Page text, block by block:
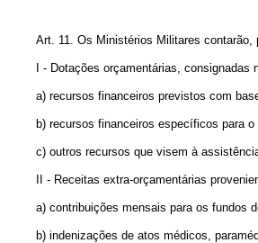
Art. 11. Os Ministérios Militares
I - Dotações orçamentárias, consignadas
a) recursos financeiros previstos com base
b) recursos financeiros específicos para o
c) outros recursos que visem à assistência
II - Receitas extra-orçamentárias
a) contribuições mensais para os fundos
b) indenizações de atos médicos,